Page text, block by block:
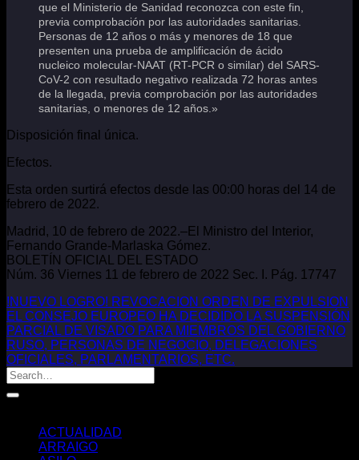
que el Ministerio de Sanidad reconozca con este fin,
previa comprobación por las autoridades sanitarias.
Personas de 12 años o más y menores de 18 que
presenten una prueba de amplificación de ácido
nucleico molecular-NAAT (RT-PCR o similar) del SARS-
CoV-2 con resultado negativo realizada 72 horas antes
de la llegada, previa comprobación por las autoridades
sanitarias, o menores de 12 años.»
Disposición final única.
Efectos.
Esta orden surtirá efectos desde las 00:00 horas del 14 de
febrero de 2022.
Madrid, 10 de febrero de 2022.–El Ministro del Interior,
Fernando Grande-Marlaska Gómez.
BOLETÍN OFICIAL DEL ESTADO
Núm. 36 Viernes 11 de febrero de 2022 Sec. I. Pág. 17747
!NUEVO LOGRO! REVOCACION ORDEN DE EXPULSION
EL CONSEJO EUROPEO HA DECIDIDO LA SUSPENSIÓN
PARCIAL DE VISADO PARA MIEMBROS DEL GOBIERNO
RUSO, PERSONAS DE NEGOCIO, DELEGACIONES
OFICIALES, PARLAMENTARIOS, ETC.
ACTUALIDAD
ARRAIGO